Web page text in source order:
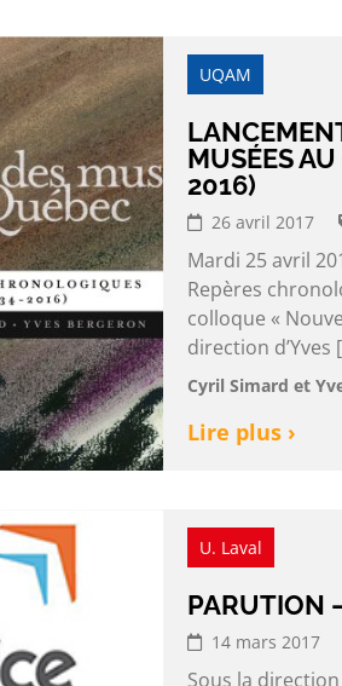
UQAM
MUSÉES
2016)
26 avril 2017
Mardi 25 avril
Repères
colloque «
direction d’Yves
Cyril Simard et
Lire plus ›
U. Laval
PARUTION
14 mars 2017
Sous la direction